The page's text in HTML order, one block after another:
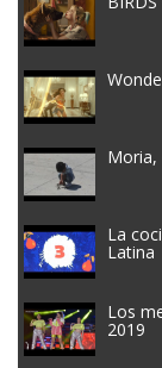
Moria,
La
Latina
Los
2019